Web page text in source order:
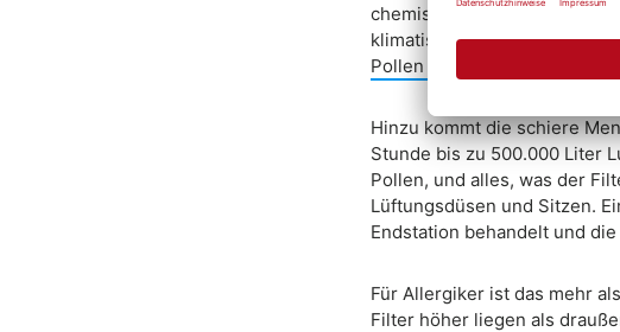
chemisch angreifen kann.
klimatisierten System, in
Pollen außen ernst nimmt
,
Hinzu kommt die schiere
Stunde bis zu 500.000 Liter
Pollen, und alles, was der
Lüftungsdüsen und Sitzen.
Endstation behandelt und
Für Allergiker ist das mehr
Filter höher liegen als